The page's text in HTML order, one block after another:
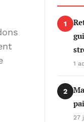
1
1
2
27